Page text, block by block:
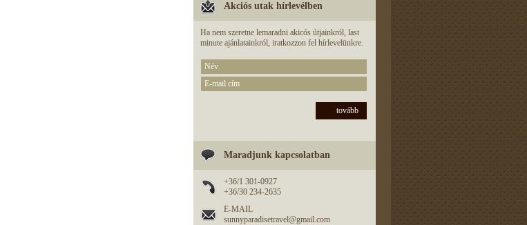
Akciós utak hírlevélben
Ha nem szeretne lemaradni akicós útjainkról, last
minute ajánlatainkról, iratkozzon fel hírlevelünkre.
tovább
Maradjunk kapcsolatban
+36/1 301-0927
+36/30 234-2635
E-MAIL
sunnyparadisetravel@gmail.com